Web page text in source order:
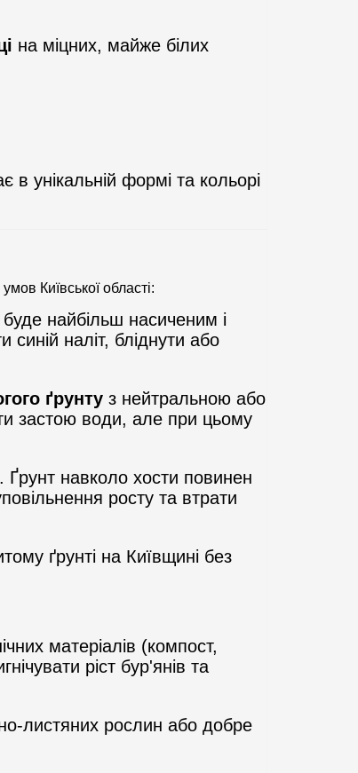
на міцних, майже білих
в унікальній формі та кольорі
Київської області:
найбільш насиченим і
наліт, бліднути або
ґрунту з нейтральною або
застою води, але при цьому
Ґрунт навколо хости повинен
росту та втрати
ґрунті на Київщині без
матеріалів (компост,
ріст бур'янів та
листяних рослин або добре